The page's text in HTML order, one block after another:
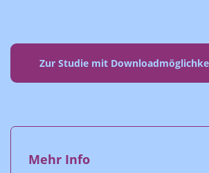
Zur Studie mit
Mehr Info